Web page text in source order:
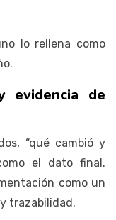
lo rellena como
evidencia de
“qué cambió y
el dato final.
como un
trazabilidad.